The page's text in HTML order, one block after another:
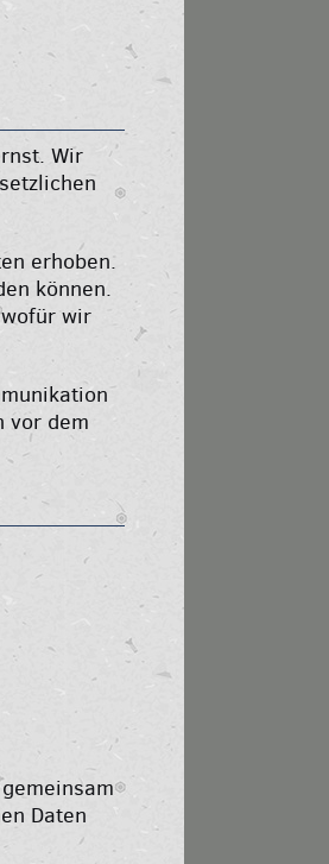
Wir
erhoben.
können.
wir
vor dem
Daten